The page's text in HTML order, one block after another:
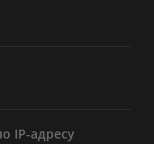
IP-адресу